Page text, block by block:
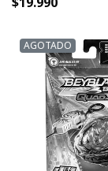
AGOTADO